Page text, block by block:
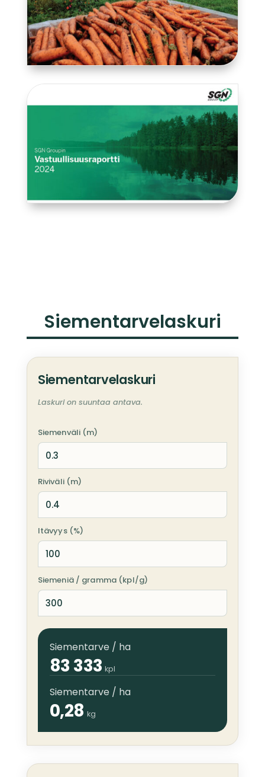
Siementarve­laskuri
Siementarvelaskuri
Laskuri on suuntaa antava.
Siemenväli (m)
Riviväli (m)
Itävyys (%)
Siemeniä / gramma (kpl/g)
Siementarve / ha
83 333 kpl
Siementarve / ha
0,28 kg